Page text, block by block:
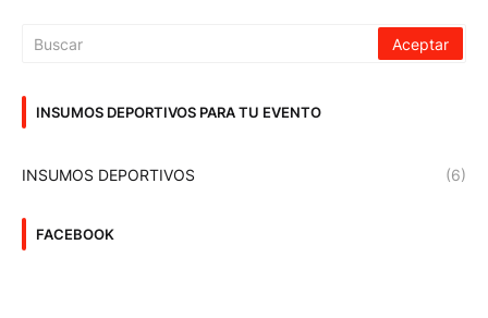
INSUMOS DEPORTIVOS PARA TU EVENTO
INSUMOS DEPORTIVOS (6)
FACEBOOK